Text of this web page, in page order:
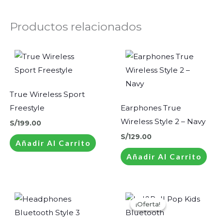
Productos relacionados
True Wireless Sport
Freestyle
S/199.00
Añadir Al Carrito
Earphones True
Wireless Style 2 – Navy
S/129.00
Añadir Al Carrito
producto ¡Oferta!
¡Oferta!precio
original
era:
precio